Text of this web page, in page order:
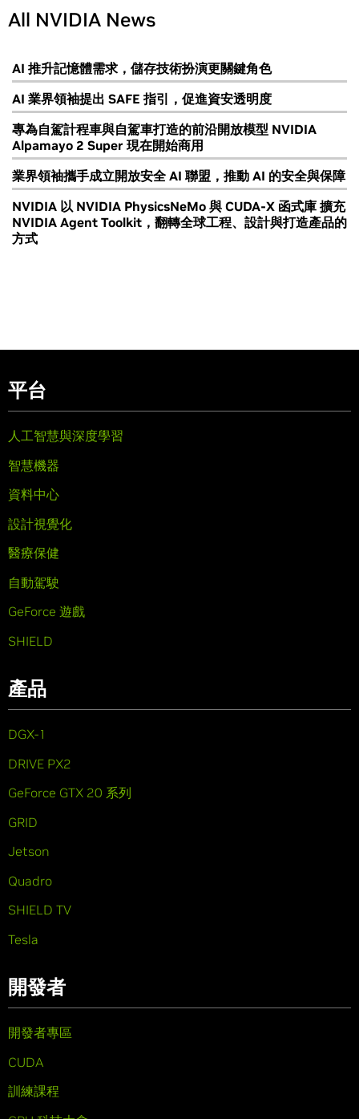
All NVIDIA News
AI 推升記憶體需求，儲存技術扮演更關鍵角色
AI 業界領袖提出 SAFE 指引，促進資安透明度
專為自駕計程車與自駕車打造的前沿開放模型 NVIDIA
Alpamayo 2 Super 現在開始商用
業界領袖攜手成立開放安全 AI 聯盟，推動 AI 的安全與保障
NVIDIA 以 NVIDIA PhysicsNeMo 與 CUDA-X 函式庫 擴充
NVIDIA Agent Toolkit，翻轉全球工程、設計與打造產品的
方式
平台
人工智慧與深度學習
智慧機器
資料中心
設計視覺化
醫療保健
自動駕駛
GeForce 遊戲
SHIELD
產品
DGX-1
DRIVE PX2
GeForce GTX 20 系列
GRID
Jetson
Quadro
SHIELD TV
Tesla
開發者
開發者專區
CUDA
訓練課程